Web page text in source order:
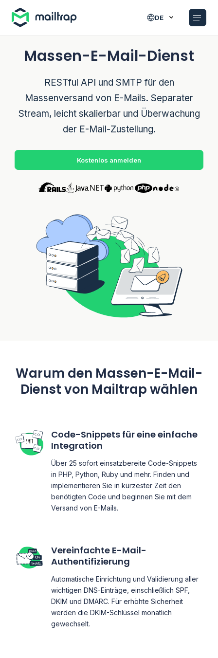
DE
Massen-E-Mail-Dienst
RESTful API und SMTP für den
Massenversand von E-Mails. Separater
Stream, leicht skalierbar und Überwachung
der E-Mail-Zustellung.
Kostenlos anmelden
Warum den Massen-E-Mail-
Dienst von Mailtrap wählen
Code-Snippets für eine einfache
Integration
Über 25 sofort einsatzbereite Code-Snippets
in PHP, Python, Ruby und mehr. Finden und
implementieren Sie in kürzester Zeit den
benötigten Code und beginnen Sie mit dem
Versand von E-Mails.
Vereinfachte E-Mail-
Authentifizierung
Automatische Einrichtung und Validierung aller
wichtigen DNS-Einträge, einschließlich SPF,
DKIM und DMARC. Für erhöhte Sicherheit
werden die DKIM-Schlüssel monatlich
gewechselt.